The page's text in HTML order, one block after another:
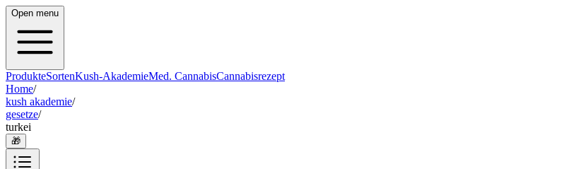
Open menu
ProdukteSortenKush-AkademieMed. CannabisCannabisrezept
Home/
kush akademie/
gesetze/
turkei
🎁